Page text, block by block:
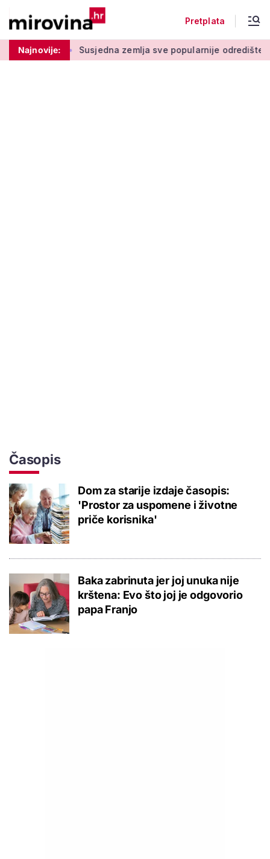
Pretplata
Najnovije:
stupu Susjedna zemlja sve popularnije odredište
Časopis
Dom za starije izdaje časopis:
'Prostor za uspomene i životne
priče korisnika'
Baka zabrinuta jer joj unuka nije
krštena: Evo što joj je odgovorio
papa Franjo